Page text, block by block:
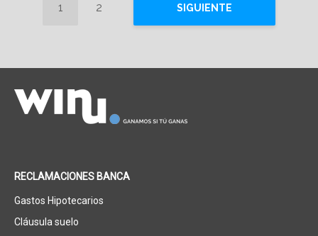
1 2 SIGUIENTE
RECLAMACIONES BANCA
Gastos Hipotecarios
Cláusula suelo